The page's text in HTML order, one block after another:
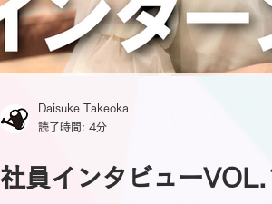
社員インタビュー
Daisuke Takeoka
読了時間: 4分